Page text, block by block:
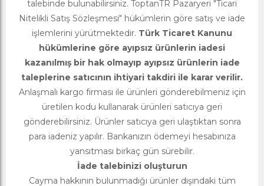
talebinde bulunabilirsiniz. ToptanTR Pazaryeri "Ticari
Nitelikli Satış Sözleşmesi" hükümlerin göre satış ve iade
işlemlerini yürütmektedir. Türk Ticaret Kanunu
hükümlerine göre ayıpsız ürünlerin iadesi
kazanılmış bir hak olmayıp ayıpsız ürünlerin iade
taleplerine satıcının ihtiyari takdiri ile karar verilir.
Anlaşmalı kargo firması ile ürünleri gönderebilmeniz için
üretilen kodu kullanarak ürünleri satıcıya geri
gönderebilirsiniz. Ürünler satıcıya geri ulaştıktan sonra
para iadeniz yapılır. Bankanızın ödemeyi hesabınıza
yansıtması birkaç gün sürebilir.
İade talebinizi oluşturun
Cayma hakkının bulunmadığı ürünler dışındaki tüm